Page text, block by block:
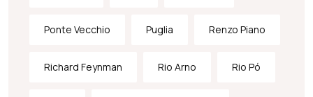
Ponte Vecchio Puglia Renzo Piano
Richard Feynman Rio Arno Rio Pó